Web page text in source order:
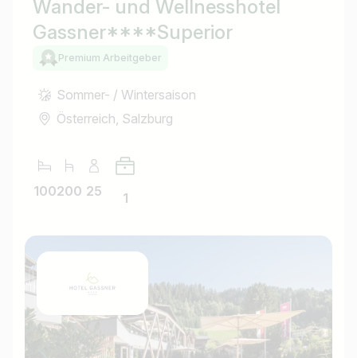
Wander- und Wellnesshotel
Gassner****Superior
Premium Arbeitgeber
Sommer- / Wintersaison
Österreich, Salzburg
100200 25 1